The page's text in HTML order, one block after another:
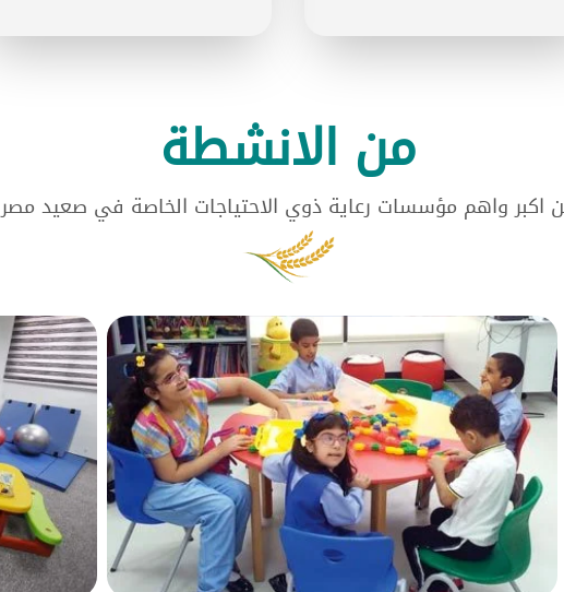
من الانشطة
اكبر واهم مؤسسات رعاية ذوي الاحتياجات الخاصة في صعيد مصر